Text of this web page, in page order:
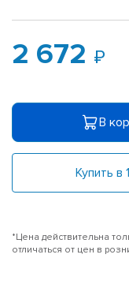
2 672
В
Купить в
*Цена действительна
отличаться от цен в